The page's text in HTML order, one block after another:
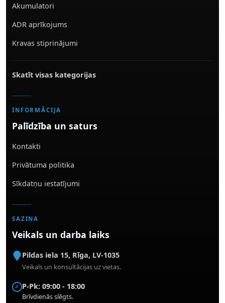
Akumulatori
ADR aprīkojums
Kravas stiprinājumi
Skatīt visas kategorijas
INFORMĀCIJA
Palīdzība un saturs
Kontakti
Privātuma politika
Sīkdatņu iestatījumi
SAZIŅA
Veikals un darba laiks
Pildas iela 15, Rīga, LV-1035
Veikals un konsultācijas uz vietas.
P-Pk: 09:00 - 18:00
Brīvdienās slēgts.